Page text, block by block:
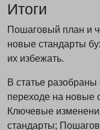
Итоги
Пошаговый план и
новые стандарты
их избежать.
В статье
переходе на новые
Ключевые
стандарты;